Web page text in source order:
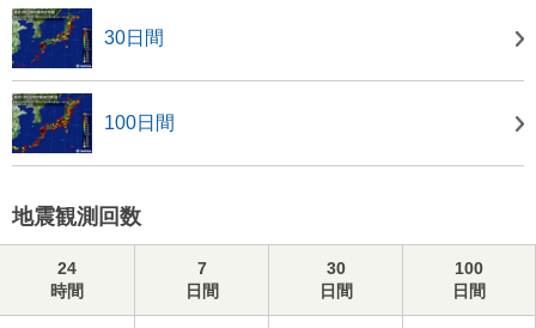
30日間
100日間
地震観測回数
24
時間
7
日間
30
日間
100
日間